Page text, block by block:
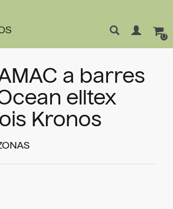
0
a barres
elltex
Kronos